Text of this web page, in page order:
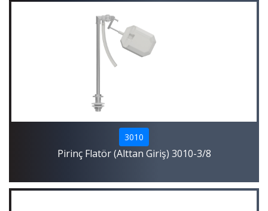
3010
Pirinç Flatör (Alttan Giriş) 3010-3/8